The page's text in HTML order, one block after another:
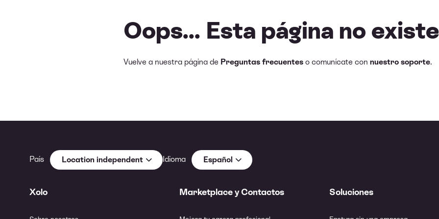
Oops... Esta página no
Vuelve a nuestra página de Preguntas frecuentes o comunícate con nuestro soporte.
País Location independent Idioma Español
Xolo Marketplace y Contactos Soluciones